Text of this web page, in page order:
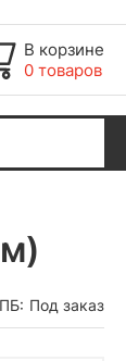
В корзине
0 товаров
Под заказ